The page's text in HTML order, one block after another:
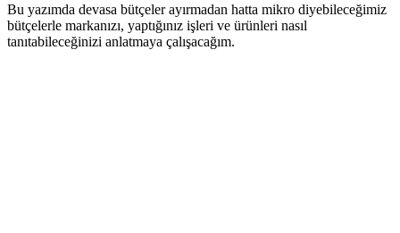
Bu yazımda devasa bütçeler ayırmadan hatta mikro diyebileceğimiz
bütçelerle markanızı, yaptığınız işleri ve ürünleri nasıl
tanıtabileceğinizi anlatmaya çalışacağım.